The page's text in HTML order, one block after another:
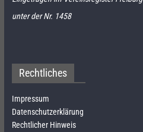
unter der Nr. 1458
Rechtliches
Impressum
Datenschutzerklärung
Rechtlicher Hinweis